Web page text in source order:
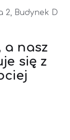
a nasz
się z
2, Budynek D